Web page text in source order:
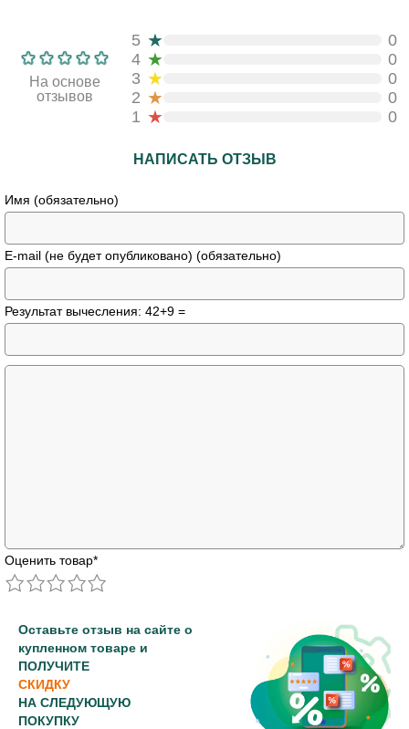
На основе
отзывов
5 ★
0
4 ★
0
3 ★
0
2 ★
0
1 ★ 0
НАПИСАТЬ ОТЗЫВ
Имя (обязательно)
E-mail (не будет опубликовано) (обязательно)
Результат вычесления: 42+9 =
Оценить товар*
Оставьте отзыв на сайте о
купленном товаре и
ПОЛУЧИТЕ
СКИДКУ
НА СЛЕДУЮЩУЮ
ПОКУПКУ